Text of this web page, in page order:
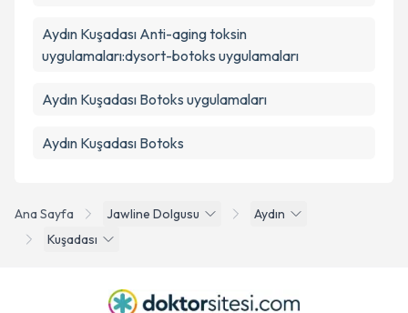
Ana Sayfa Jawline Dolgusu
Aydın
Kuşadası
Aydın Kuşadası Anti-aging toksin
uygulamaları:dysort-botoks uygulamaları
Aydın Kuşadası Botoks uygulamaları
Aydın Kuşadası Botoks